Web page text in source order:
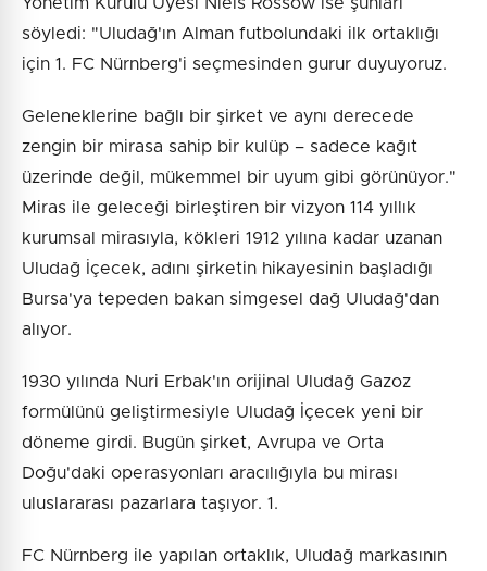
söyledi: "Uludağ'ın Alman futbolundaki ilk ortaklığı
için 1. FC Nürnberg'i seçmesinden gurur duyuyoruz.
Geleneklerine bağlı bir şirket ve aynı derecede
zengin bir mirasa sahip bir kulüp – sadece kağıt
üzerinde değil, mükemmel bir uyum gibi görünüyor."
Miras ile geleceği birleştiren bir vizyon 114 yıllık
kurumsal mirasıyla, kökleri 1912 yılına kadar uzanan
Uludağ İçecek, adını şirketin hikayesinin başladığı
Bursa'ya tepeden bakan simgesel dağ Uludağ'dan
alıyor.
1930 yılında Nuri Erbak'ın orijinal Uludağ Gazoz
formülünü geliştirmesiyle Uludağ İçecek yeni bir
döneme girdi. Bugün şirket, Avrupa ve Orta
Doğu'daki operasyonları aracılığıyla bu mirası
uluslararası pazarlara taşıyor. 1.
FC Nürnberg ile yapılan ortaklık, Uludağ markasının